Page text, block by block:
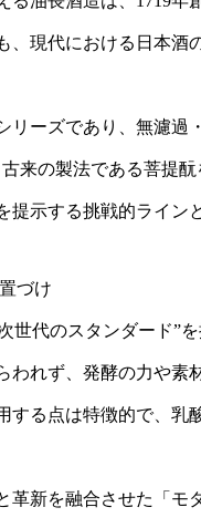
、現代における日本酒
リーズであり、無濾過
来の製法である菩提酛
提示する挑戦的ライン
づけ
世代のスタンダード”
われず、発酵の力や素
する点は特徴的で、乳
革新を融合させた「モ